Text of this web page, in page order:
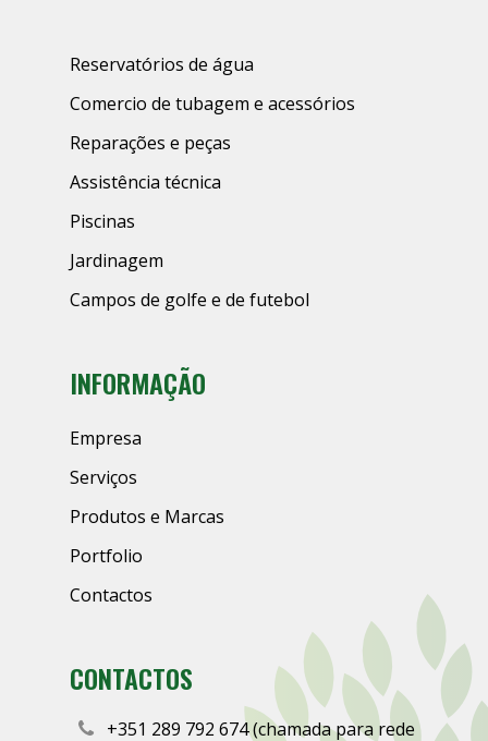
Reservatórios de água
Comercio de tubagem e acessórios
Reparações e peças
Assistência técnica
Piscinas
Jardinagem
Campos de golfe e de futebol
INFORMAÇÃO
Empresa
Serviços
Produtos e Marcas
Portfolio
Contactos
CONTACTOS
+351 289 792 674 (chamada para rede